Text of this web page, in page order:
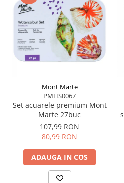
Transformă orice masă într-
inspirație zilnică și
Achiziționează acum și
prindă viață pe acest
Mont Marte
PMHS0067
Set acuarele premium Mont
Marte 27buc
107,99 RON
80,99 RON
ADAUGA IN COS